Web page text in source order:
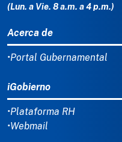
(Lun. a Vie. 8 a.m. a 4 p.m.)
Acerca de
•Portal Gubernamental
iGobierno
•Plataforma RH
•Webmail